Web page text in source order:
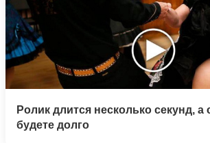
Ролик длится несколько секунд, а
будете долго